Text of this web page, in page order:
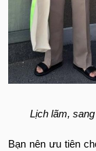
Lịch lãm,
Bạn nên ưu tiên